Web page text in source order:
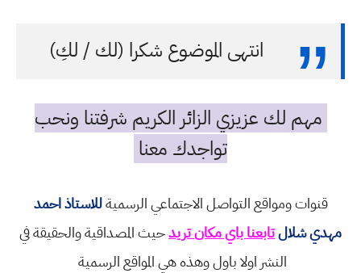
انتهى الموضوع شكرا (لك / لكِ)
مهم لك عزيزي الزائر الكريم شرفتنا ونحب
تواجدك معنا
قنوات ومواقع التواصل الاجتماعي الرسميةللاستاذ احمد
مهدي شلالتابعنا باي مكان تريدحيث المصداقية والحقيقة في
النشر اولا باول وهذه هي المواقع الرسمية